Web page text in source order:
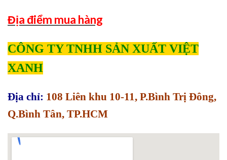
Địa điểm mua hàng
CÔNG TY TNHH SẢN XUẤT VIỆT
XANH
Địa chỉ: 108 Liên khu 10-11, P.Bình Trị Đông,
Q.Bình Tân, TP.HCM